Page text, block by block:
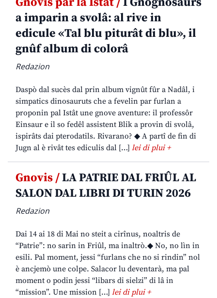
a imparin a svolâ: al rive in
edicule «Tal blu piturât di blu», il
gnûf album di colorâ
Redazion
Daspò dal sucès dal prin album vignût fûr a Nadâl, i
simpatics dinosauruts che a fevelin par furlan a
proponin pal Istât une gnove aventure: il professôr
Einsaur e il so fedêl assistent Blik a provin di svolâ,
ispirâts dai pterodatils. Rivarano? ◆ A partî de fin di
Jugn al è rivât tes ediculis dal […] lei di plui +
Gnovis /LA PATRIE DAL FRIÛL AL
SALON DAL LIBRI DI TURIN 2026
Redazion
Dai 14 ai 18 di Mai no steit a cirînus, noaltris de
“Patrie”: no sarin in Friûl, ma inaltrò.◆ No, no lìn in
esili. Pal moment, jessi “furlans che no si rindin” nol
è ancjemò une colpe. Salacor lu deventarà, ma pal
moment o podin jessi “libars di sielzi” di lâ in
“mission”. Une mission […] lei di plui +